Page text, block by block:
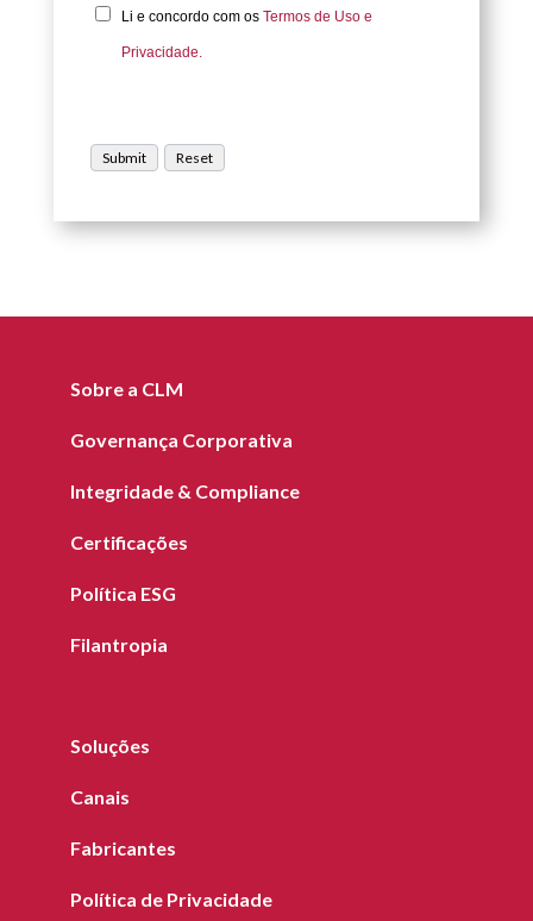
Li e concordo com os Termos de Uso e
Privacidade.
Sobre a CLM
Governança Corporativa
Integridade & Compliance
Certificações
Política ESG
Filantropia
Soluções
Canais
Fabricantes
Política de Privacidade